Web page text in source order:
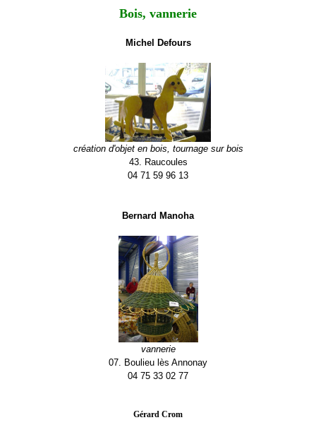
Bois, vannerie
Michel Defours
création d'objet en bois, tournage sur bois
43. Raucoules
04 71 59 96 13
Bernard Manoha
vannerie
07. Boulieu lès Annonay
04 75 33 02 77
Gérard Crom